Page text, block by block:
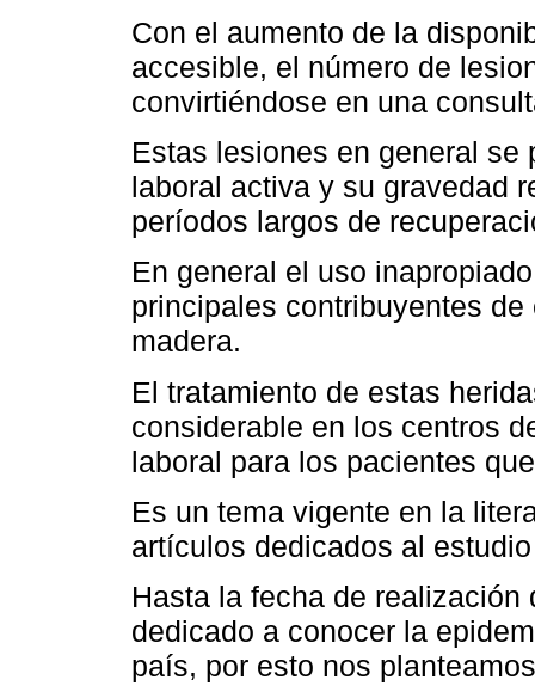
Con el aumento de la
accesible, el número de
convirtiéndose en una
Estas lesiones en general se
laboral activa y su gravedad
períodos largos de
En general el uso
principales contribuyentes
madera.
El tratamiento de estas
considerable en los centros
laboral para los pacientes
Es un tema vigente en la
artículos dedicados al
Hasta la fecha de
dedicado a conocer la
país, por esto nos